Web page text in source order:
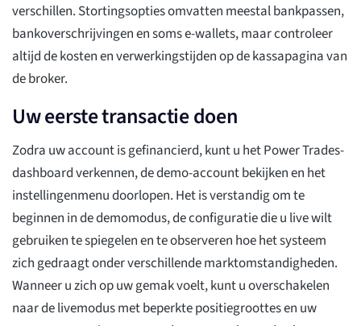
verschillen. Stortingsopties omvatten meestal bankpassen,
bankoverschrijvingen en soms e-wallets, maar controleer
altijd de kosten en verwerkingstijden op de kassapagina van
de broker.
Uw eerste transactie doen
Zodra uw account is gefinancierd, kunt u het Power Trades-
dashboard verkennen, de demo-account bekijken en het
instellingenmenu doorlopen. Het is verstandig om te
beginnen in de demomodus, de configuratie die u live wilt
gebruiken te spiegelen en te observeren hoe het systeem
zich gedraagt onder verschillende marktomstandigheden.
Wanneer u zich op uw gemak voelt, kunt u overschakelen
naar de livemodus met beperkte positiegroottes en uw